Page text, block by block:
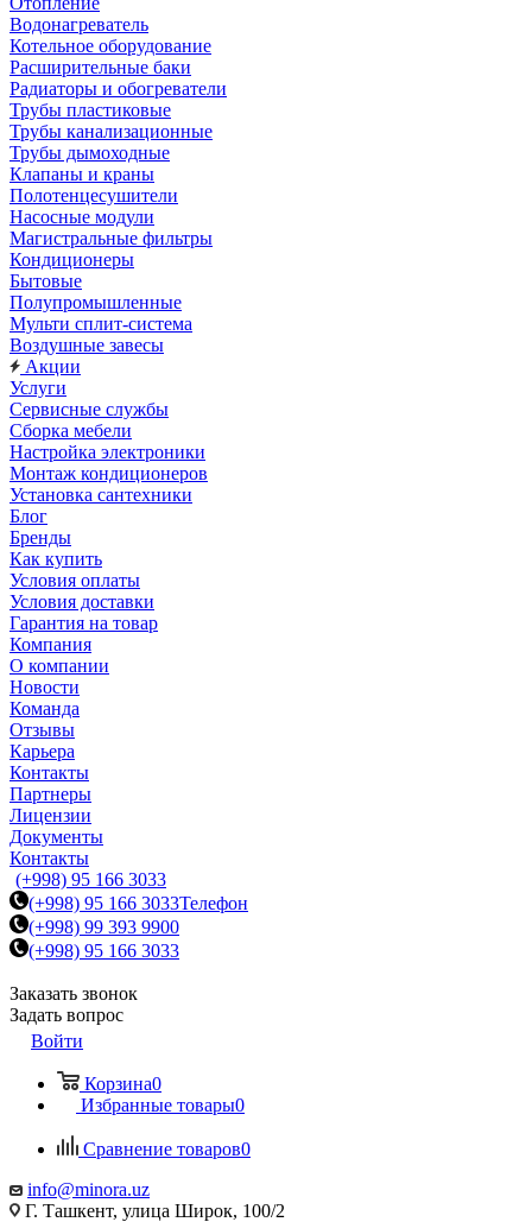
Водонагреватель
Котельное оборудование
Расширительные баки
Радиаторы и обогреватели
Трубы пластиковые
Трубы канализационные
Трубы дымоходные
Клапаны и краны
Полотенцесушители
Насосные модули
Магистральные фильтры
Кондиционеры
Бытовые
Полупромышленные
Мульти сплит-система
Воздушные завесы
Акции
Услуги
Сервисные службы
Сборка мебели
Настройка электроники
Монтаж кондиционеров
Установка сантехники
Блог
Бренды
Как купить
Условия оплаты
Условия доставки
Гарантия на товар
Компания
О компании
Новости
Команда
Отзывы
Карьера
Контакты
Партнеры
Лицензии
Документы
Контакты
(+998) 95 166 3033
(+998) 95 166 3033Телефон
(+998) 99 393 9900
(+998) 95 166 3033
Заказать звонок
Задать вопрос
Войти
Корзина0
Избранные товары0
Сравнение товаров0
info@minora.uz
Г. Ташкент, улица Широк, 100/2